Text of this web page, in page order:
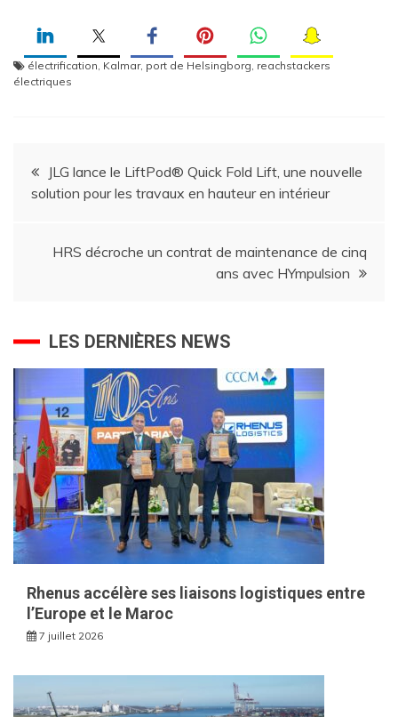
électrification, Kalmar, port de Helsingborg, reachstackers
électriques
Navigation
de
l’article
JLG lance le LiftPod® Quick Fold Lift, une nouvelle
solution pour les travaux en hauteur en intérieur
HRS décroche un contrat de maintenance de cinq
ans avec HYmpulsion
LES DERNIÈRES NEWS
Rhenus accélère ses liaisons logistiques entre
l’Europe et le Maroc
7 juillet 2026